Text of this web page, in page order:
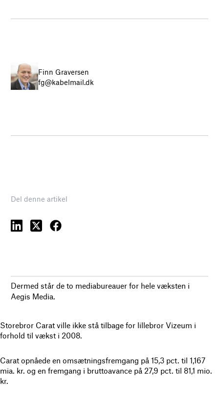
Finn Graversen
fg@kabelmail.dk
Del denne artikel
Dermed står de to mediabureauer for hele væksten i
Aegis Media.
Storebror Carat ville ikke stå tilbage for lillebror Vizeum i
forhold til vækst i 2008.
Carat opnåede en omsætningsfremgang på 15,3 pct. til 1,167
mia. kr. og en fremgang i bruttoavance på 27,9 pct. til 81,1 mio.
kr.